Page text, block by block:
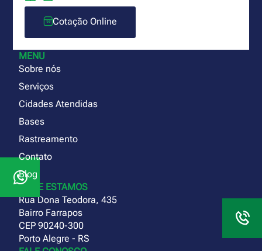
Cotação Online
MENU
Sobre nós
Serviços
Cidades Atendidas
Bases
Rastreamento
Contato
Blog
ONDE ESTAMOS
Rua Dona Teodora, 435
Bairro Farrapos
CEP 90240-300
Porto Alegre - RS